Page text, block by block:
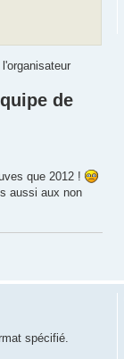
de
que 2012 !
aussi aux non
spécifié.